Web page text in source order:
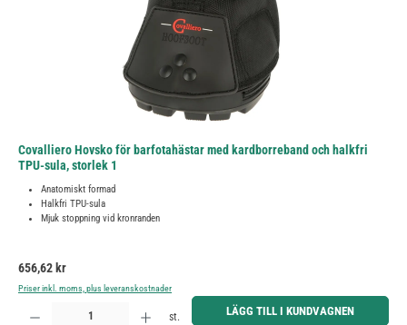
Covalliero Hovsko för barfotahästar med kardborreband och halkfri
TPU-sula, storlek 1
Anatomiskt formad
Halkfri TPU-sula
Mjuk stoppning vid kronranden
Ordinarie pris:
656,62 kr
Priser inkl. moms, plus leveranskostnader
Produktkvantitet: Ange önskat belopp eller använd knapparna för att öka eller minska kvantiteten.
st. LÄGG TILL I KUNDVAGNEN